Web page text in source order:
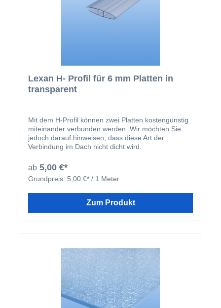
Eigenschaften in einer Reihe von diversen Stärken
und Farben. Die Feuerwiderstandsfähigkeit von
Lexan H- Profil für 6 mm Platten in
transparent
Mit dem H-Profil können zwei Platten kostengünstig
miteinander verbunden werden. Wir möchten Sie
jedoch darauf hinweisen, dass diese Art der
Verbindung im Dach nicht dicht wird.
ab 5,00 €*
Grundpreis: 5,00 €* / 1 Meter
Zum Produkt